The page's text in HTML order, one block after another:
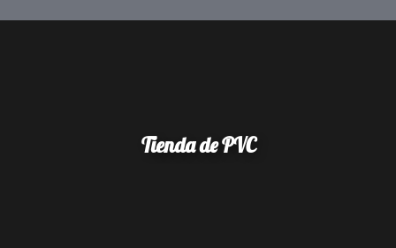
Tienda de PVC